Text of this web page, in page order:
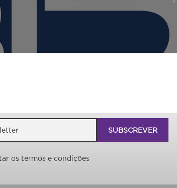
os termos e condições